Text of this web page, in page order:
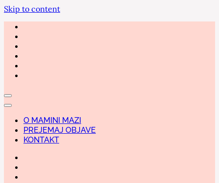
Skip to content
O MAMINI MAZI
PREJEMAJ OBJAVE
KONTAKT